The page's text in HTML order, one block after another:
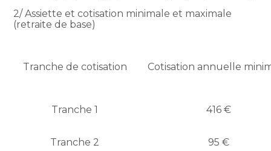
2/ Assiette et cotisation minimale et maximale
(retraite de base)
Tranche de cotisation Cotisation annuelle
Tranche 1 416 €
Tranche 2 95 €